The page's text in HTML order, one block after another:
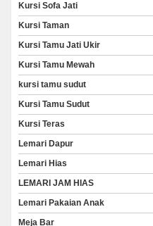
Kursi Sofa Jati
Kursi Taman
Kursi Tamu Jati Ukir
Kursi Tamu Mewah
kursi tamu sudut
Kursi Tamu Sudut
Kursi Teras
Lemari Dapur
Lemari Hias
LEMARI JAM HIAS
Lemari Pakaian Anak
Meja Bar